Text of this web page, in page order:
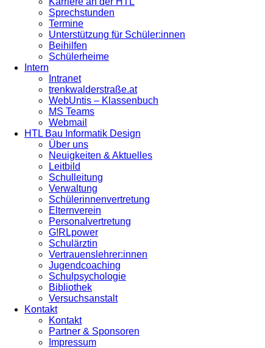
Sprechstunden
Termine
Unterstützung für Schüler:innen
Beihilfen
Schülerheime
Intern
Intranet
trenkwalderstraße.at
WebUntis – Klassenbuch
MS Teams
Webmail
HTL Bau Informatik Design
Über uns
Neuigkeiten & Aktuelles
Leitbild
Schulleitung
Verwaltung
Schülerinnenvertretung
Elternverein
Personalvertretung
G!RLpower
Schulärztin
Vertrauenslehrer:innen
Jugendcoaching
Schulpsychologie
Bibliothek
Versuchsanstalt
Kontakt
Kontakt
Partner & Sponsoren
Impressum